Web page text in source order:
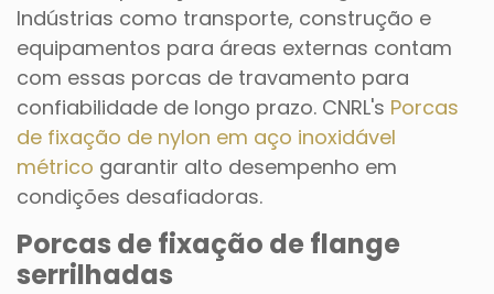
Indústrias como transporte, construção e
equipamentos para áreas externas contam
com essas porcas de travamento para
confiabilidade de longo prazo. CNRL's Porcas
de fixação de nylon em aço inoxidável
métrico garantir alto desempenho em
condições desafiadoras.
Porcas de fixação de flange
serrilhadas